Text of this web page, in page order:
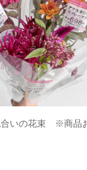
合いの花束 ※商品